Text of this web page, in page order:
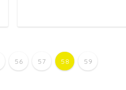
56 57 58 59